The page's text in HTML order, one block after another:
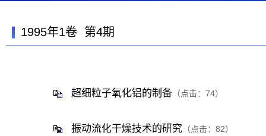
1995年1卷 第4期
超细粒子氧化铝的制备 （点击： 74）
振动流化干燥技术的研究 （点击： 82）